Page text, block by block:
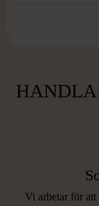
HANDLA
Vi arbetar för att